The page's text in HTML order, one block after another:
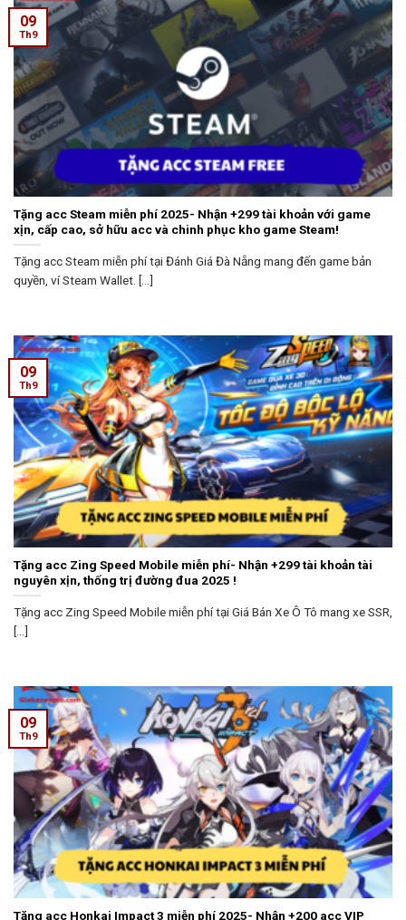
Tặng acc Steam miễn phí 2025- Nhận +299 tài khoản với game
xịn, cấp cao, sở hữu acc và chinh phục kho game Steam!
Tặng acc Steam miễn phí tại Đánh Giá Đà Nẵng mang đến game bản
quyền, ví Steam Wallet. [...]
09
Th9
Tặng acc Zing Speed Mobile miễn phí- Nhận +299 tài khoản tài
nguyên xịn, thống trị đường đua 2025 !
Tặng acc Zing Speed Mobile miễn phí tại Giá Bán Xe Ô Tô mang xe SSR,
[...]
09
Th9
Tặng acc Honkai Impact 3 miễn phí 2025- Nhận +200 acc VIP
09
Th9